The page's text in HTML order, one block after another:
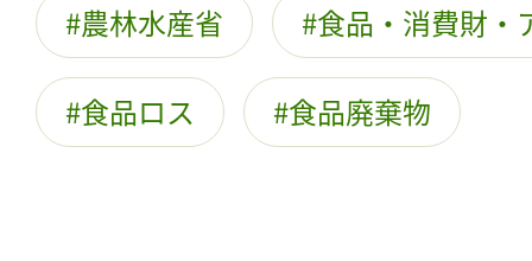
農林水産省 食品・消費財・
食品ロス 食品廃棄物